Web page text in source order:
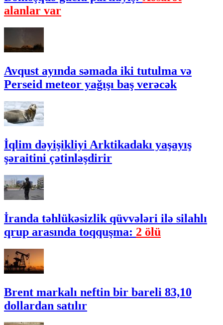
alanlar var
Avqust ayında səmada iki tutulma və
Perseid meteor yağışı baş verəcək
İqlim dəyişikliyi Arktikadakı yaşayış
şəraitini çətinləşdirir
İranda təhlükəsizlik qüvvələri ilə silahlı
qrup arasında toqquşma: 2 ölü
Brent markalı neftin bir bareli 83,10
dollardan satılır